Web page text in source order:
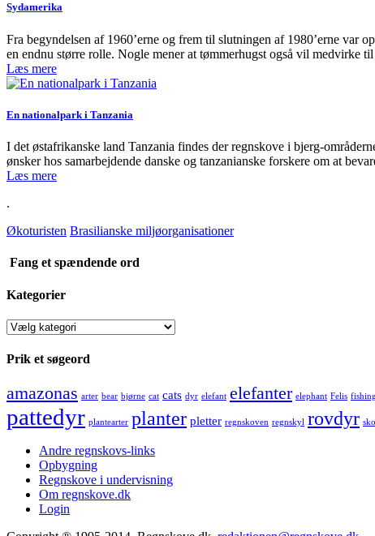
Sydamerika
Fra begyndelsen af 1960’erne og frem til slutningen af 1980’erne var
en endnu større rolle. Nogle mener at tømmerhugst også vil
Læs mere
En nationalpark i Tanzania
I det østafrikanske land Tanzania findes der regnskove i bjerg-
ønsker hos samarbejdende danske og tanzanianske forskere om at
Læs mere
.
Økoturisten Brasilianske miljøorganisationer
Fang et spændende ord
Kategorier
Kategorier
Prik et søgeord
amazonas arter bear bjørne cat cats dyr elefant elefanter elephant Felis
pattedyr plantearter planter pletter regnskoven regnskyl rovdyr
Andre regnskovs-links
Opbygning
Regnskove i undervisning
Om regnskove.dk
Login